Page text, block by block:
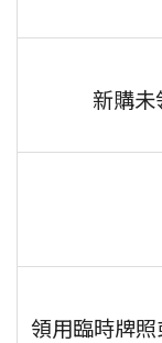
新購未
領用臨時牌